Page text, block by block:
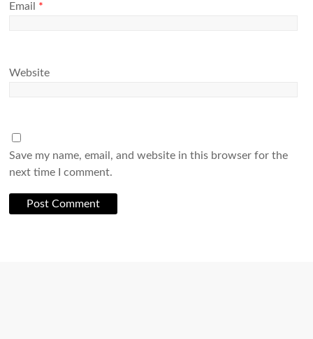
Email *
Website
Save my name, email, and website in this browser for the
next time I comment.